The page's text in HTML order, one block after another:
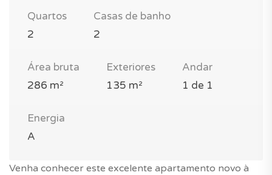
Quartos
2
Casas de banho
2
Área bruta
286 m²
Exteriores
135 m²
Andar
1 de 1
Energia
A
Venha conhecer este excelente apartamento novo à